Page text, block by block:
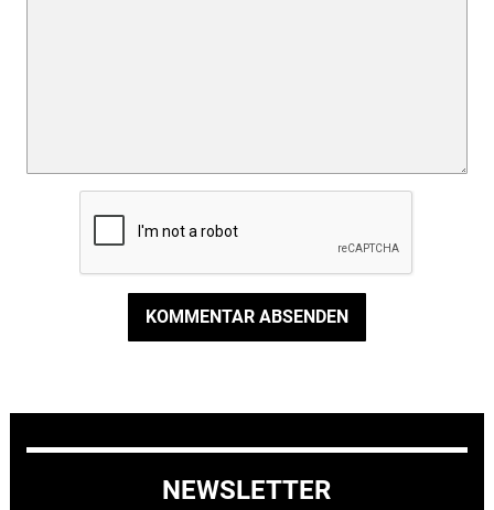
KOMMENTAR ABSENDEN
NEWSLETTER